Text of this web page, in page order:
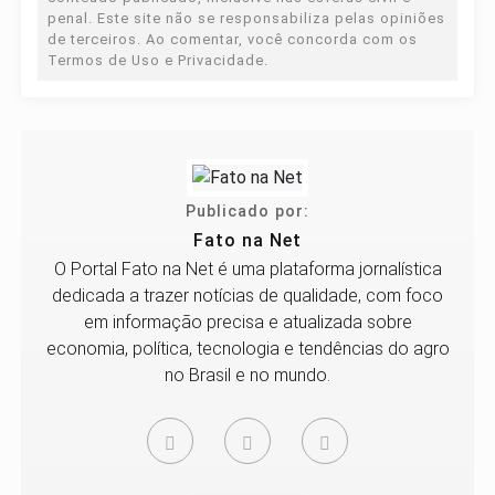
penal. Este site não se responsabiliza pelas opiniões
de terceiros. Ao comentar, você concorda com os
Termos de Uso e Privacidade.
Publicado por:
Fato na Net
O Portal Fato na Net é uma plataforma jornalística
dedicada a trazer notícias de qualidade, com foco
em informação precisa e atualizada sobre
economia, política, tecnologia e tendências do agro
no Brasil e no mundo.